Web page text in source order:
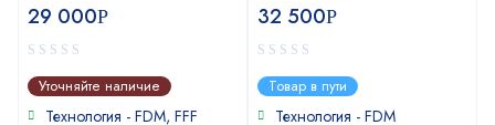
29 000Р
0
out
of
Уточняйте наличие
Технология - FDM, FFF
32 500Р
0
out
of
Товар в пути
Технология - FDM